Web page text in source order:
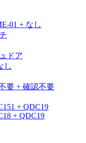
01 + なし
ドア
し
要 + 確認不要
+ QDC19
+ QDC19